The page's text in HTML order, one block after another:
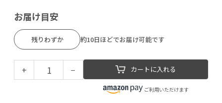
お届け目安
残りわずか 約10日ほどでお届け可能です
+ − カートに入れる
ご利用いただけます